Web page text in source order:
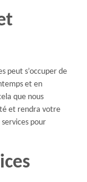
peut s’occuper de
et en
que nous
et rendra votre
pour